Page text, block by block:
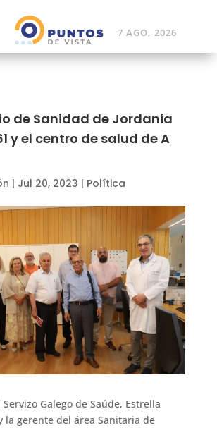
7 AGO, 2026
de Sanidad de Jordania
y el centro de salud de A
| Jul 20, 2023 | Política
Galego de Saúde, Estrella
la gerente del área Sanitaria de